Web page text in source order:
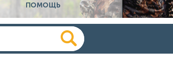
ПОМОЩЬ